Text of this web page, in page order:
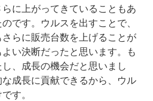
に上がってきていることもあ
です。ウルスを出すことで、
らに販売台数を上げることが
い決断だったと思います。も
、成長の機会だと思いまし
成長に貢献できるから、ウル
す。